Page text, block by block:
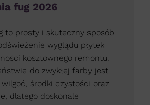
fug 2026
to prosty i skuteczny sposób
wyglądu płytek
kosztownego remontu.
do zwykłej farby jest
środki czystości oraz
dlatego doskonale